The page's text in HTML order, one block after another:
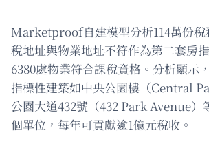
Marketproof自建模型分析114萬份稅
稅地址與物業地址不符作為第二套房
6380處物業符合課稅資格。分析顯示
指標性建築如中央公園樓（Central
公園大道432號（432 Park Avenue）
個單位，每年可貢獻逾1億元稅收。